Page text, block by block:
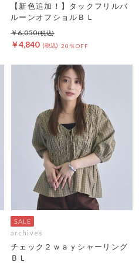
【新色追加！】タックフリルバ
ルーンオフショルＢＬ
￥4,840 20％OFF
￥6,050
archives
チェック２ｗａｙシャーリング
ＢＬ